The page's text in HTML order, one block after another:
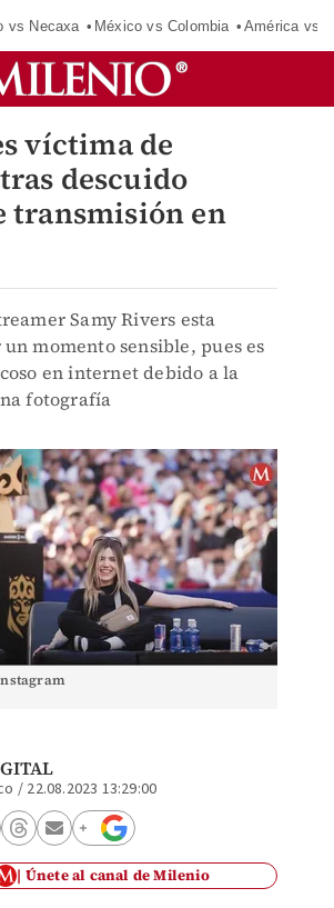
vs Necaxa México vs Colombia América vs
víctima de
tras descuido
transmisión en
Samy Rivers esta
momento sensible, pues es
en internet debido a la
fotografía
/ 22.08.2023 13:29:00
Únete al canal de Milenio